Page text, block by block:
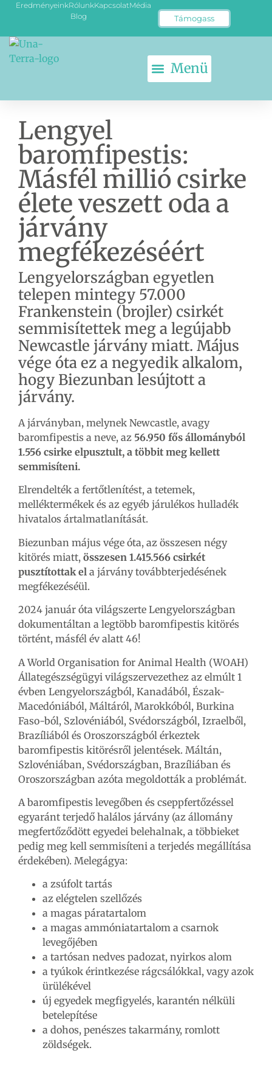
EredményeinkRólunkKapcsolatMédia
Blog
Támogass
Lengyel
baromfipestis:
Másfél millió csirke
élete veszett oda a
járvány
megfékezéséért
Lengyelországban egyetlen
telepen mintegy 57.000
Frankenstein (brojler) csirkét
semmisítettek meg a legújabb
Newcastle járvány miatt. Május
vége óta ez a negyedikalkalom,
hogy Biezunban lesújtott a
járvány.
A járványban, melynek Newcastle, avagy
baromfipestis a neve, az 56.950 fős állományból
1.556 csirke elpusztult, a többit meg kellett
semmisíteni.
Elrendelték a fertőtlenítést, a tetemek,
melléktermékek és az egyéb járulékos hulladék
hivatalos ártalmatlanítását.
Biezunban május vége óta, az összesen négy
kitörés miatt, összesen 1.415.566 csirkét
pusztítottak el a járvány továbbterjedésének
megfékezéséül.
2024 január óta világszerte Lengyelországban
dokumentáltan a legtöbb baromfipestis kitörés
történt, másfél év alatt 46!
A World Organisation for Animal Health (WOAH)
Állategészségügyi világszervezethez az elmúlt 1
évben Lengyelországból, Kanadából, Észak-
Macedóniából, Máltáról, Marokkóból, Burkina
Faso-ból, Szlovéniából, Svédországból, Izraelből,
Brazíliából és Oroszországból érkeztek
baromfipestis kitörésről jelentések. Máltán,
Szlovéniában, Svédországban, Brazíliában és
Oroszországban azóta megoldották a problémát.
A baromfipestis levegőben és cseppfertőzéssel
egyaránt terjedő halálos járvány (az állomány
megfertőződött egyedei belehalnak, a többieket
pedig meg kell semmisíteni a terjedés megállítása
érdekében). Melegágya:
a zsúfolt tartás
az elégtelen szellőzés
a magas páratartalom
a magas ammóniatartalom a csarnok
levegőjében
a tartósan nedves padozat, nyirkos alom
a tyúkok érintkezése rágcsálókkal, vagy azok
ürülékével
új egyedek megfigyelés, karantén nélküli
betelepítése
a dohos, penészes takarmány, romlott
zöldségek.